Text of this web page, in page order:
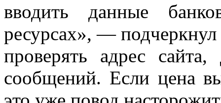
вводить данные
ресурсах», —
проверять адрес
сообщений. Если цена